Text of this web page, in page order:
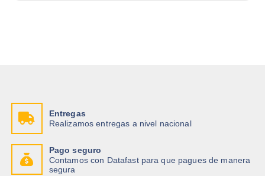
Entregas
Realizamos entregas a nivel nacional
Pago seguro
Contamos con Datafast para que pagues de manera
segura